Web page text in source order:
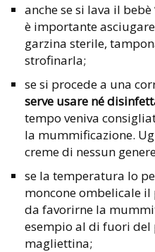
anche se si lava il
è importante
garzina sterile,
strofinarla;
se si procede a una
serve usare né
tempo veniva
la mummificazione.
creme di nessun
se la temperatura lo
moncone ombelicale
da favorirne la
esempio al di fuori del
magliettina;